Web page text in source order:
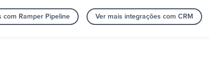
com Ramper Pipeline Ver mais integrações com CRM